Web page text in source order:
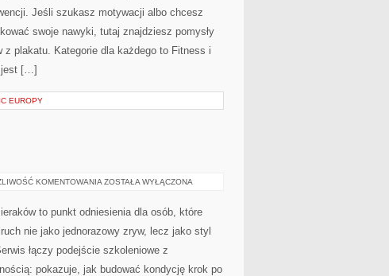
Jeśli szukasz motywacji albo chcesz
swoje nawyki, tutaj znajdziesz pomysły
z plakatu. Kategorie dla każdego to Fitness i
jest […]
EUROPY
KOMENTOWANIA TRENING
ZOSTAŁA WYŁĄCZONA
to punkt odniesienia dla osób, które
nie jako jednorazowy zryw, lecz jako styl
łączy podejście szkoleniowe z
pokazuje, jak budować kondycję krok po